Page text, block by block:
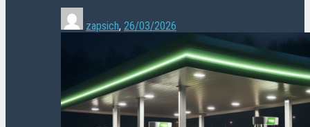
zapsich, 26/03/2026